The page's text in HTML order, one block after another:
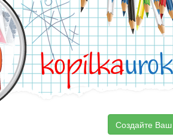
kopilka
Создайте Ваш